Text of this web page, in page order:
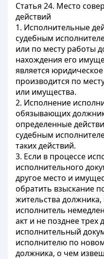
Статья 24. Место
действий
1. Исполнительные
судебным
или по месту работы
нахождения его
является
производится по
или имущества.
2. Исполнение
обязывающих
определенные
судебным
таких действий.
3. Если в процессе
исполнительного
другое место и
обратить взыскание
жительства
исполнитель
акт и не позднее трех
исполнительный
исполнителю по
должника, о чем